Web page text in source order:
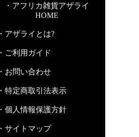
・アフリカ雑貨アザライ
HOME
・アザライとは?
・ご利用ガイド
・お問い合わせ
・特定商取引法表示
・個人情報保護方針
・サイトマップ